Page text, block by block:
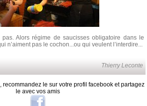
Alors régime de saucisses obligatoire dans le
n’aiment pas le cochon...ou qui veulent l’interdire...
Thierry Leconte
recommandez le sur votre profil facebook et partagez
le avec vos amis